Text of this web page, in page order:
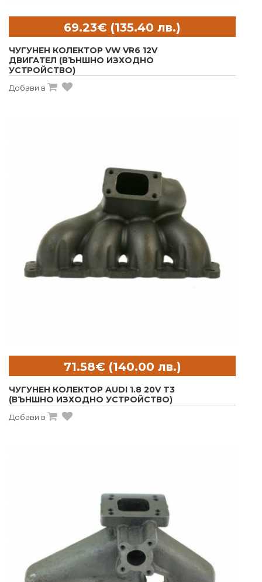
ЧУГУНЕН КОЛЕКТОР VW VR6 12V
ДВИГАТЕЛ (ВЪНШНО ИЗХОДНО
УСТРОЙСТВО)
Добави в
ЧУГУНЕН КОЛЕКТОР AUDI 1.8 20V T3
(ВЪНШНО ИЗХОДНО УСТРОЙСТВО)
Добави в